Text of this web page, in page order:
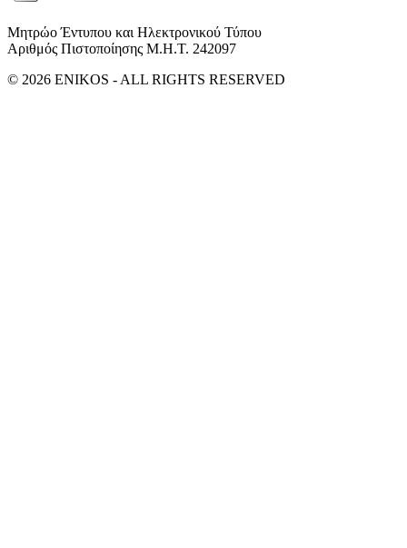
Μητρώο Έντυπου και Ηλεκτρονικού Τύπου
Αριθμός Πιστοποίησης Μ.Η.Τ. 242097
© 2026 ENIKOS - ALL RIGHTS RESERVED